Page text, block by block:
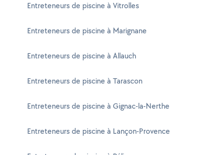
Entreteneurs de piscine à Vitrolles
Entreteneurs de piscine à Marignane
Entreteneurs de piscine à Allauch
Entreteneurs de piscine à Tarascon
Entreteneurs de piscine à Gignac-la-Nerthe
Entreteneurs de piscine à Lançon-Provence